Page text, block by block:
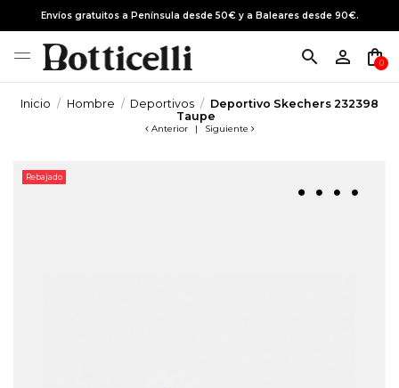
Envíos gratuitos a Península desde 50€ y a Baleares desde 90€.
search person_outline shopping_bag
0
Inicio Hombre Deportivos
Deportivo Skechers 232398
Taupe
Anterior | Siguiente
Rebajado